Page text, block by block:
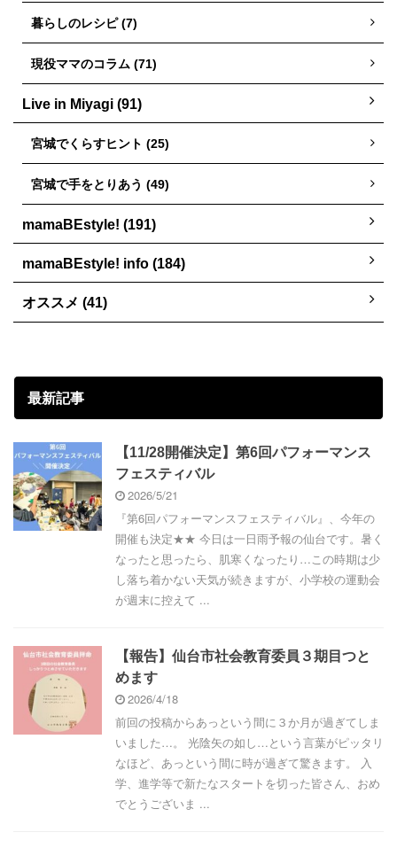
暮らしのレシピ (7)
現役ママのコラム (71)
Live in Miyagi (91)
宮城でくらすヒント (25)
宮城で手をとりあう (49)
mamaBEstyle! (191)
mamaBEstyle! info (184)
オススメ (41)
最新記事
【11/28開催決定】第6回パフォーマンス
フェスティバル
2026/5/21
『第6回パフォーマンスフェスティバル』、今年の
開催も決定★★ 今日は一日雨予報の仙台です。暑く
なったと思ったら、肌寒くなったり…この時期は少
し落ち着かない天気が続きますが、小学校の運動会
が週末に控えて ...
【報告】仙台市社会教育委員３期目つと
めます
2026/4/18
前回の投稿からあっという間に３か月が過ぎてしま
いました…。 光陰矢の如し…という言葉がピッタリ
なほど、あっという間に時が過ぎて驚きます。 入
学、進学等で新たなスタートを切った皆さん、おめ
でとうございま ...